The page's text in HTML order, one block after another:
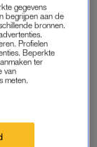
op de rest, dus
het had
ik voor het
vroeg: ‘Kennen
besloot het bij
het was
gegevens
begrijpen aan de
bronnen.
Profielen
Beperkte
ter
van
meten.